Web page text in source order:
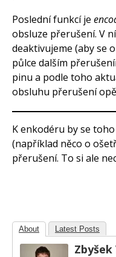
Poslední funkcí je
obsluze přerušení. V
deaktivujeme (aby se
půlce dalším
pinu a podle toho
obsluhu přerušení
K enkodéru by se
(například něco o
přerušení. To si ale
About Latest Posts
Zbyšek